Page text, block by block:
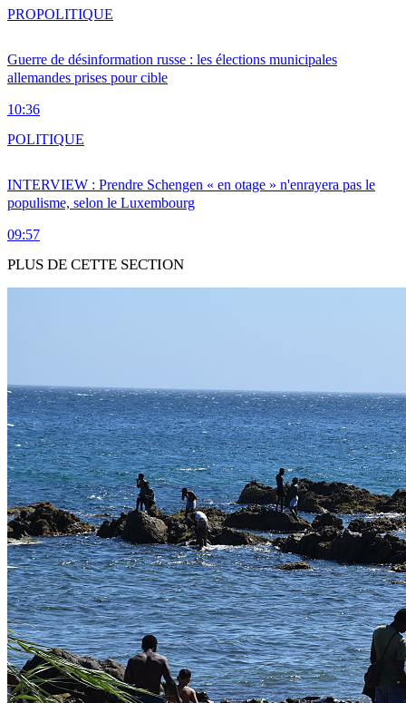
Guerre de désinformation russe : les élections municipales
allemandes prises pour cible
10:36
PROPOLITIQUE
INTERVIEW : Prendre Schengen « en otage » n'enrayera pas le
populisme, selon le Luxembourg
09:57
POLITIQUE
PLUS DE CETTE SECTION